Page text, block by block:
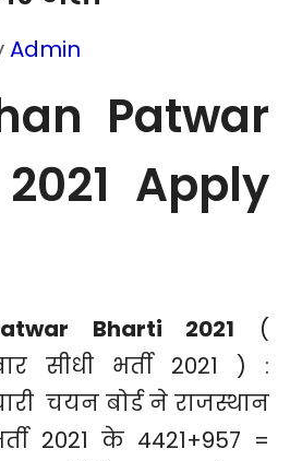
Admin
Patwar
Apply
Bharti 2021 (
सीधी भर्ती 2021 ) :
चयन बोर्ड ने राजस्थान
2021 के 4421+957 =